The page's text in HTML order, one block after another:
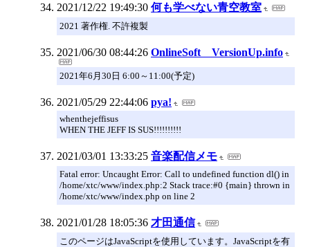
2021/12/22 19:49:30 何も学べない青空教室
2021 著作権. 不許複製
2021/06/30 08:44:26 OnlineSoft VersionUp.info
2021年6月30日 6:00～11:00(予定)
2021/05/29 22:44:06 pya!
whenthejeffisus
WHEN THE JEFF IS SUS!!!!!!!!!!
2021/03/01 13:33:25 音楽配信メモ
Fatal error: Uncaught Error: Call to undefined function dl() in
/home/xtc/www/index.php:2 Stack trace:#0 {main} thrown in
/home/xtc/www/index.php on line 2
2021/01/28 18:05:36 才田通信
このページはJavaScriptを使用しています。JavaScriptを有